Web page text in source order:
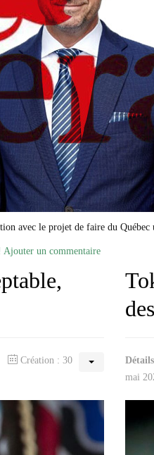
avec le projet de faire du Québec
Ajouter un commentaire
Création : 30
Détails
mai